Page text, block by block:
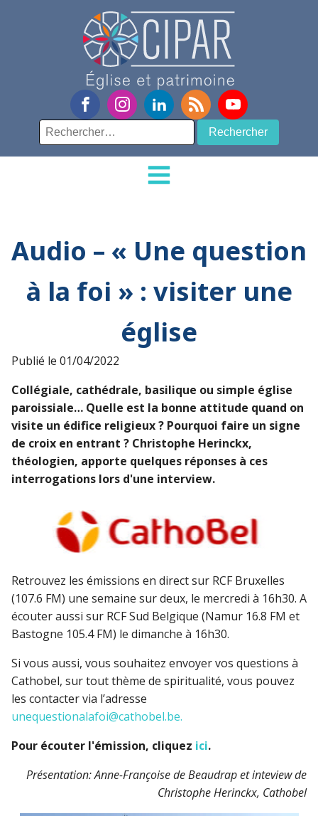
Rechercher :
Audio – « Une question
à la foi » : visiter une
église
Publié le 01/04/2022
Collégiale, cathédrale, basilique ou simple église
paroissiale… Quelle est la bonne attitude quand on
visite un édifice religieux ? Pourquoi faire un signe
de croix en entrant ? Christophe Herinckx,
théologien, apporte quelques réponses à ces
interrogations lors d'une interview.
Retrouvez les émissions en direct sur RCF Bruxelles
(107.6 FM) une semaine sur deux, le mercredi à 16h30. A
écouter aussi sur RCF Sud Belgique (Namur 16.8 FM et
Bastogne 105.4 FM) le dimanche à 16h30.
Si vous aussi, vous souhaitez envoyer vos questions à
Cathobel, sur tout thème de spiritualité, vous pouvez
les contacter via l’adresse
unequestionalafoi@cathobel.be.
Pour écouter l'émission, cliquez ici.
Présentation: Anne-Françoise de Beaudrap et inteview de
Christophe Herinckx, Cathobel